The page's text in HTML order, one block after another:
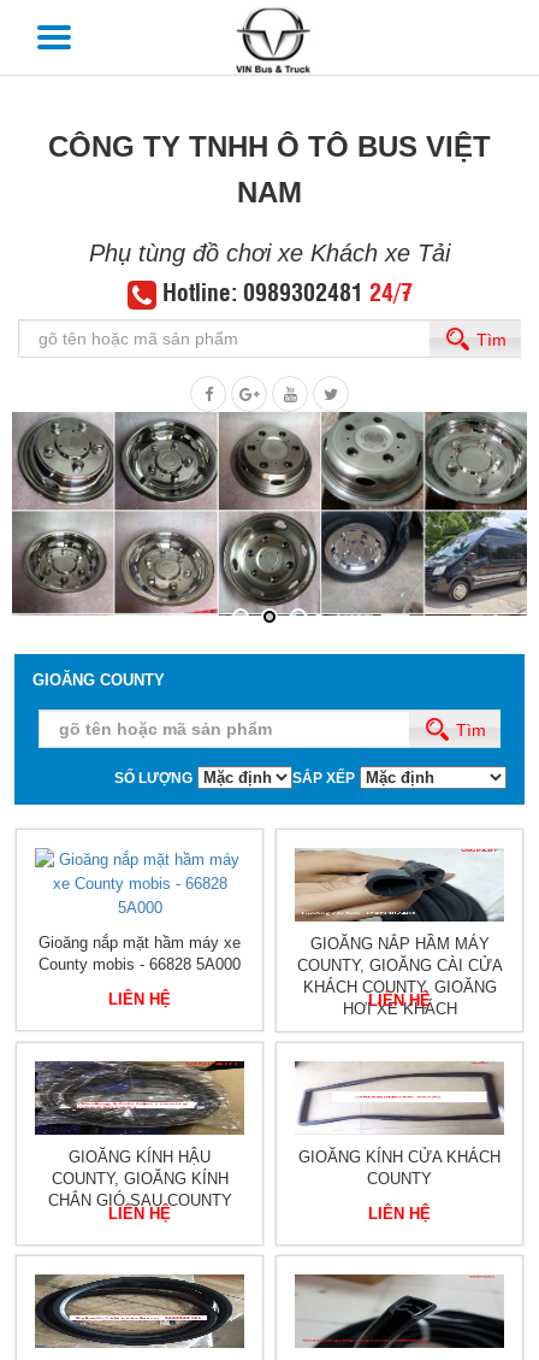
CÔNG TY TNHH Ô TÔ BUS VIỆT
NAM
Phụ tùng đồ chơi xe Khách xe Tải
Hotline: 0989302481 24/7
Tìm
GIOĂNG COUNTY
Tìm
SẮP XẾP
SỐ LƯỢNG
Gioăng nắp mặt hầm máy xe
County mobis - 66828 5A000
LIÊN HỆ
GIOĂNG NẮP HẦM MÁY
COUNTY, GIOĂNG CÀI CỬA
KHÁCH COUNTY, GIOĂNG
HƠI XE KHÁCH
LIÊN HỆ
GIOĂNG KÍNH HẬU
COUNTY, GIOĂNG KÍNH
CHẮN GIÓ SAU COUNTY
LIÊN HỆ
GIOĂNG KÍNH CỬA KHÁCH
COUNTY
LIÊN HỆ